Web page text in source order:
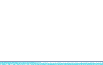
社員等は、入力資料等を他人に不
措置しなければならない。